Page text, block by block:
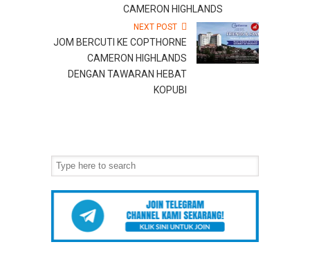
CAMERON HIGHLANDS
NEXT POST
JOM BERCUTI KE COPTHORNE
CAMERON HIGHLANDS
DENGAN TAWARAN HEBAT
KOPUBI